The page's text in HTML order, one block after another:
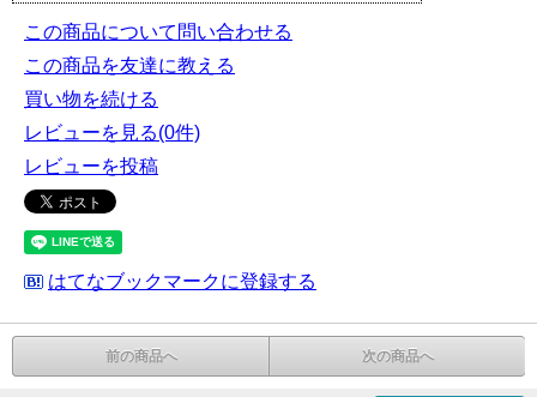
この商品について問い合わせる
この商品を友達に教える
買い物を続ける
レビューを見る(0件)
レビューを投稿
はてなブックマークに登録する
前の商品へ 次の商品へ